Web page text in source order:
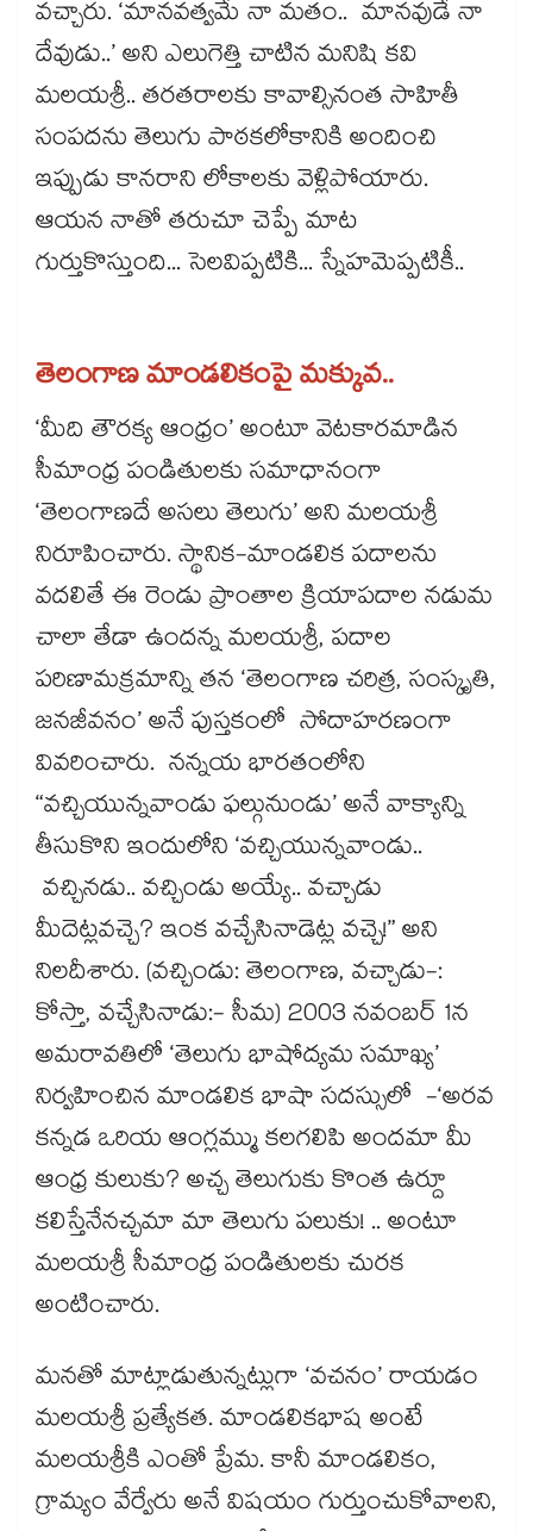
వచ్చారు. ‘మానవత్వమే నా మతం.. మానవుడే నా
దేవుడు..’ అని ఎలుగెత్తి చాటిన మనిషి కవి
మలయశ్రీ.. తరతరాలకు కావాల్సినంత సాహితీ
సంపదను తెలుగు పాఠకలోకానికి అందించి
ఇప్పుడు కానరాని లోకాలకు వెళ్లిపోయారు.
ఆయన నాతో తరుచూ చెప్పే మాట
గుర్తుకొస్తుంది... సెలవిప్పటికి... స్నేహమెప్పటికీ..
తెలంగాణ మాండలికంపై మక్కువ..
‘మీది తౌరక్య ఆంధ్రం’ అంటూ వెటకారమాడిన
సీమాంధ్ర పండితులకు సమాధానంగా
‘తెలంగాణదే అసలు తెలుగు’ అని మలయశ్రీ
నిరూపించారు. స్థానిక-మాండలిక పదాలను
వదలితే ఈ రెండు ప్రాంతాల క్రియాపదాల నడుమ
చాలా తేడా ఉందన్న మలయశ్రీ, పదాల
పరిణామక్రమాన్ని తన ‘తెలంగాణ చరిత్ర, సంస్కృతి,
జనజీవనం’ అనే పుస్తకంలో సోదాహరణంగా
వివరించారు. నన్నయ భారతంలోని
“వచ్చియున్నవాండు ఫల్గునుండు’ అనే వాక్యాన్ని
తీసుకొని ఇందులోని ‘వచ్చియున్నవాండు..
వచ్చినడు.. వచ్చిండు అయ్యే.. వచ్చాడు
మీదెట్లవచ్చె? ఇంక వచ్చేసినాడెట్ల వచ్చె!” అని
నిలదీశారు. (వచ్చిండు: తెలంగాణ, వచ్చాడు-:
కోస్తా, వచ్చేసినాడు:- సీమ) ​2003 నవంబర్ 1న
అమరావతిలో ‘తెలుగు భాషోద్యమ సమాఖ్య’
నిర్వహించిన మాండలిక భాషా సదస్సులో -‘అరవ
కన్నడ ఒరియ ఆంగ్లమ్ము కలగలిపి అందమా మీ
ఆంధ్ర కులుకు? అచ్చ తెలుగుకు కొంత ఉర్దూ
కలిస్తేనేనచ్చమా మా తెలుగు పలుకు! .. అంటూ
మలయశ్రీ సీమాంధ్ర పండితులకు చురక
అంటించారు.
మనతో మాట్లాడుతున్నట్లుగా ‘వచనం’ రాయడం
మలయశ్రీ ప్రత్యేకత. మాండలికభాష అంటే
మలయశ్రీకి ఎంతో ప్రేమ. కానీ మాండలికం,
గ్రామ్యం వేర్వేరు అనే విషయం గుర్తుంచుకోవాలని,